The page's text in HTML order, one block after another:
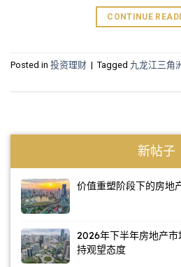
CONTINUE
Posted in 投资理财 | Tagged 九龙江三角
新帖子
价值重塑阶段下的房地
2026年下半年房地产
持观望态度